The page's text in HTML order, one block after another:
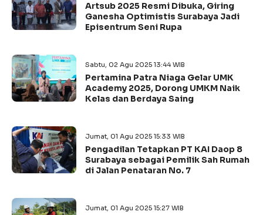
Artsub 2025 Resmi Dibuka, Giring
Ganesha Optimistis Surabaya Jadi
Episentrum Seni Rupa
Sabtu, 02 Agu 2025 13:44 WIB
Pertamina Patra Niaga Gelar UMK
Academy 2025, Dorong UMKM Naik
Kelas dan Berdaya Saing
Jumat, 01 Agu 2025 15:33 WIB
Pengadilan Tetapkan PT KAI Daop 8
Surabaya sebagai Pemilik Sah Rumah
di Jalan Penataran No. 7
Jumat, 01 Agu 2025 15:27 WIB